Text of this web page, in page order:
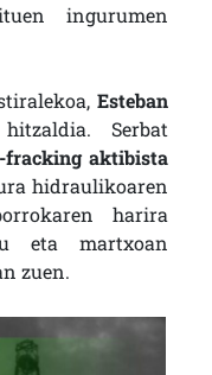
ingurumen
Esteban
Serbat
aktibista
hidraulikoaren
harira
eta martxoan
zuen.